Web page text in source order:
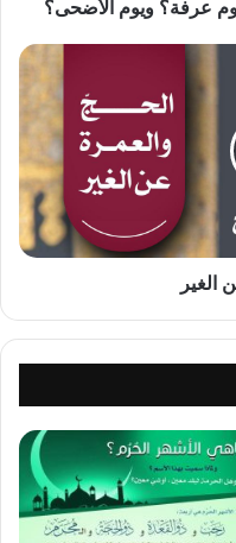
عرفة؟ ويوم الأضحى؟
الغير